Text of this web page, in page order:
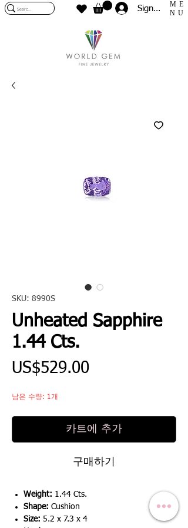
Sign In
ME
NU
SKU: 8990S
Unheated Sapphire
1.44 Cts.
US$529.00가
남은 수량: 1개
카트에 추가
구매하기
Weight: 1.44 Cts.
Shape: Cushion
Size: 5.2 x 7.3 x 4